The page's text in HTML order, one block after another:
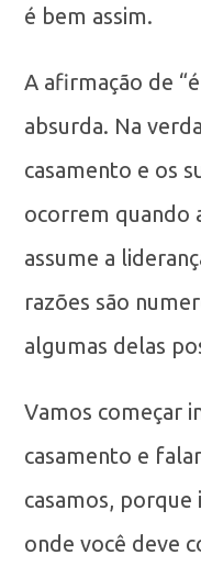
é bem assim.
A afirmação de
absurda. Na
casamento e os
ocorrem quando
assume a
razões são
algumas delas
Vamos começar
casamento e
casamos,
onde você deve